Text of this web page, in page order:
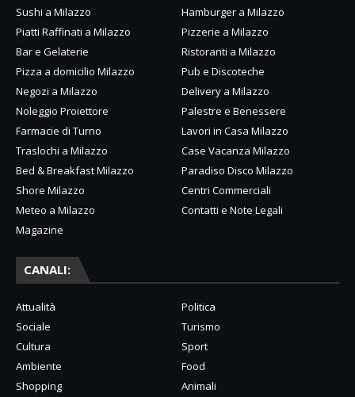
Sushi a Milazzo
Hamburger a Milazzo
Piatti Raffinati a Milazzo
Pizzerie a Milazzo
Bar e Gelaterie
Ristoranti a Milazzo
Pizza a domicilio Milazzo
Pub e Discoteche
Negozi a Milazzo
Delivery a Milazzo
Noleggio Proiettore
Palestre e Benessere
Farmacie di Turno
Lavori in Casa Milazzo
Traslochi a Milazzo
Case Vacanza Milazzo
Bed & Breakfast Milazzo
Paradiso Disco Milazzo
Shore Milazzo
Centri Commerciali
Meteo a Milazzo
Contatti e Note Legali
Magazine
CANALI:
Attualità
Politica
Sociale
Turismo
Cultura
Sport
Ambiente
Food
Shopping
Animali